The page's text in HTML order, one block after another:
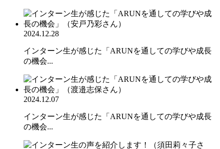
2024.12.28
インターン生が感じた「ARUNを通しての学びや成長
の機会...
2024.12.07
インターン生が感じた「ARUNを通しての学びや成長
の機会...